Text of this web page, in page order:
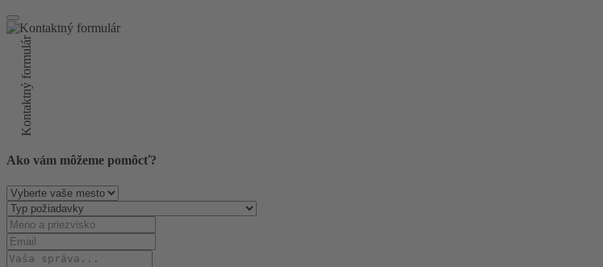
Kontaktný formulár
Ako vám môžeme pomôcť?